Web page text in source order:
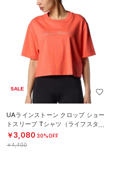
SALE
UAラインストーン クロップ ショー
トスリーブ Tシャツ（ライフスタイ
ル/WOMEN）
￥3,080 30%OFF
￥4,400